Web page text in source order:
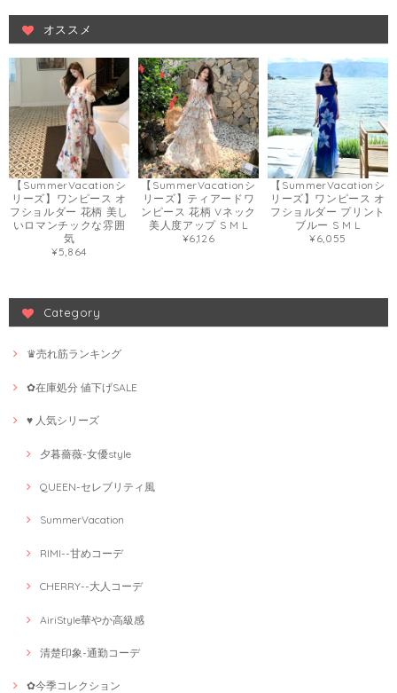
オススメ
【SummerVacationシ
リーズ】ワンピース オ
フショルダー 花柄 美し
いロマンチックな雰囲
気
¥5,864
【SummerVacationシ
リーズ】ティアードワ
ンピース 花柄 Vネック
美人度アップ S M L
¥6,126
【SummerVacationシ
リーズ】ワンピース オ
フショルダー プリント
ブルー S M L
¥6,055
Category
♛売れ筋ランキング
✿在庫処分 値下げSALE
♥ 人気シリーズ
夕暮薔薇-女優style
QUEEN-セレブリティ風
SummerVacation
RIMI--甘めコーデ
CHERRY--大人コーデ
AiriStyle華やか高級感
清楚印象-通勤コーデ
✿今季コレクション